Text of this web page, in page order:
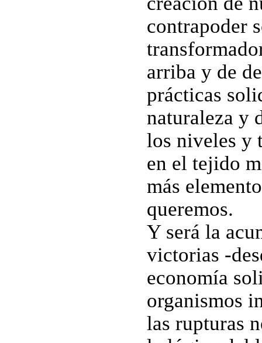
contrapoder
arriba y de
prácticas
naturaleza y
los niveles y
en el tejido
más
queremos.
Y será la
victorias -
economía
organismos
las rupturas